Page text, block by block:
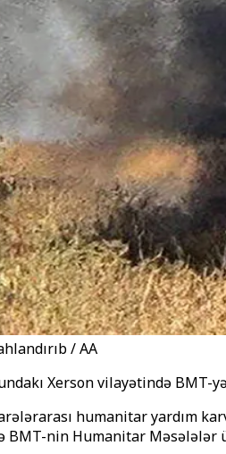
/ AA
Xerson vilayətində
humanitar yardım
BMT-nin Humanitar